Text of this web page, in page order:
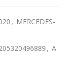
, MERCEDES-
, A